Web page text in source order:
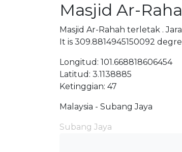
Masjid Ar-
Masjid Ar-Rahah terletak .
It is 309.8814945150092
Longitud: 101.668818606454
Latitud: 3.1138885
Ketinggian: 47
Malaysia - Subang Jaya
Subang Jaya